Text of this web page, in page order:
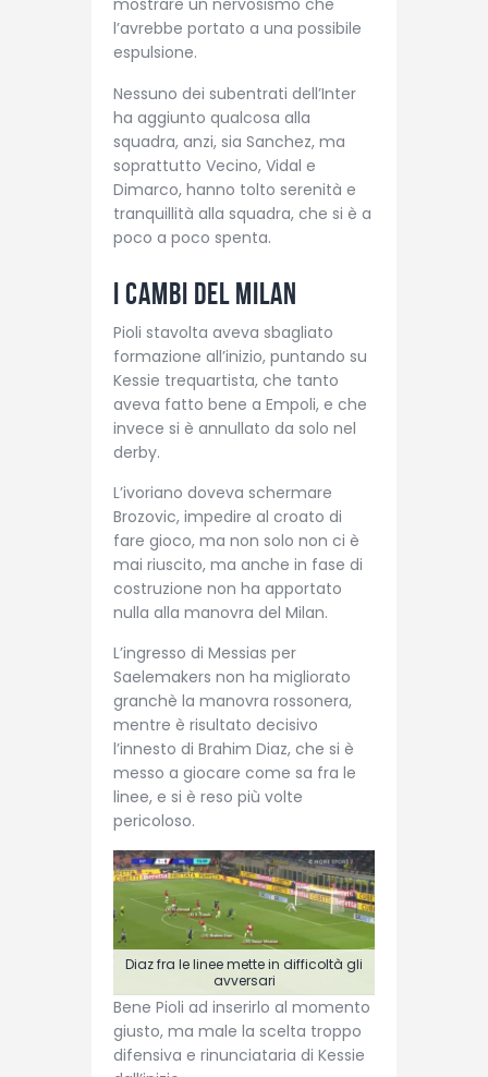
mostrare un nervosismo che
l’avrebbe portato a una possibile
espulsione.
Nessuno dei subentrati dell’Inter
ha aggiunto qualcosa alla
squadra, anzi, sia Sanchez, ma
soprattutto Vecino, Vidal e
Dimarco, hanno tolto serenità e
tranquillità alla squadra, che si è a
poco a poco spenta.
I cambi del Milan
Pioli stavolta aveva sbagliato
formazione all’inizio, puntando su
Kessie trequartista, che tanto
aveva fatto bene a Empoli, e che
invece si è annullato da solo nel
derby.
L’ivoriano doveva schermare
Brozovic, impedire al croato di
fare gioco, ma non solo non ci è
mai riuscito, ma anche in fase di
costruzione non ha apportato
nulla alla manovra del Milan.
L’ingresso di Messias per
Saelemakers non ha migliorato
granchè la manovra rossonera,
mentre è risultato decisivo
l’innesto di Brahim Diaz, che si è
messo a giocare come sa fra le
linee, e si è reso più volte
pericoloso.
Diaz fra le linee mette in difficoltà gli
avversari
Bene Pioli ad inserirlo al momento
giusto, ma male la scelta troppo
difensiva e rinunciataria di Kessie